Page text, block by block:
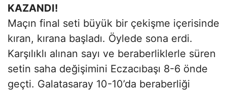
KAZANDI!
Maçın final seti büyük bir çekişme içerisinde
kıran, kırana başladı. Öylede sona erdi.
Karşılıklı alınan sayı ve beraberliklerle süren
setin saha değişimini Eczacıbaşı 8-6 önde
geçti. Galatasaray 10-10’da beraberliği